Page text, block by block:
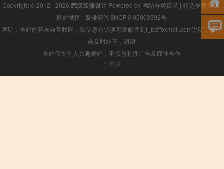
Copyright © 2012 - 2026 武汉装修设计Powered by 网站分类目录 | 精选推荐文章|
网站地图 | 疑难解答 陕ICP备05003392号
声明：本站内容来自互联网，如信息有错误可发邮件到f_fb#foxmail.com说明，我们
会及时纠正，谢谢
本站仅为个人兴趣爱好，不接盈利性广告及商业合作
小男孩